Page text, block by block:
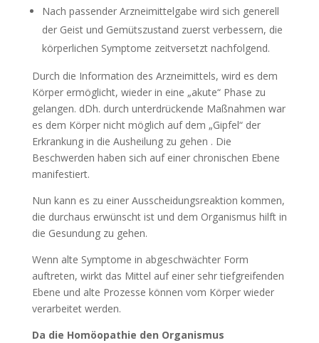
Nach passender Arzneimittelgabe wird sich generell
der Geist und Gemütszustand zuerst verbessern, die
körperlichen Symptome zeitversetzt nachfolgend.
Durch die Information des Arzneimittels, wird es dem
Körper ermöglicht, wieder in eine „akute“ Phase zu
gelangen. dDh. durch unterdrückende Maßnahmen war
es dem Körper nicht möglich auf dem „Gipfel“ der
Erkrankung in die Ausheilung zu gehen . Die
Beschwerden haben sich auf einer chronischen Ebene
manifestiert.
Nun kann es zu einer Ausscheidungsreaktion kommen,
die durchaus erwünscht ist und dem Organismus hilft in
die Gesundung zu gehen.
Wenn alte Symptome in abgeschwächter Form
auftreten, wirkt das Mittel auf einer sehr tiefgreifenden
Ebene und alte Prozesse können vom Körper wieder
verarbeitet werden.
Da die Homöopathie den Organismus